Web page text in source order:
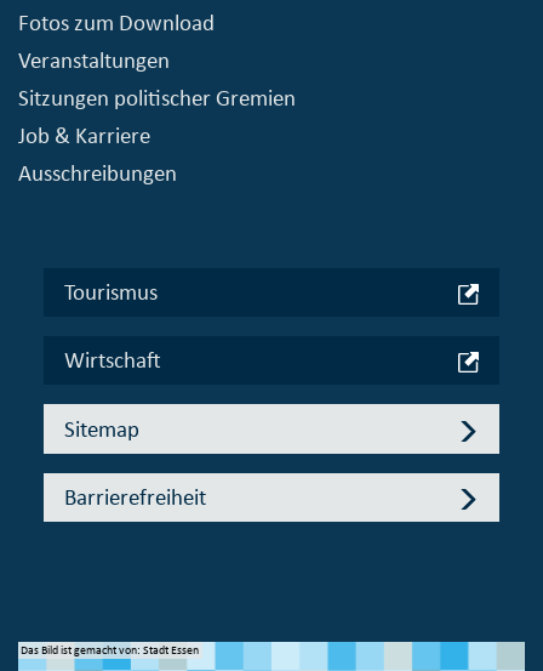
Fotos zum Download
Veranstaltungen
Sitzungen politischer Gremien
Job & Karriere
Ausschreibungen
Tourismus
Wirtschaft
Sitemap
Barrierefreiheit
Das Bild ist gemacht von: Stadt Essen